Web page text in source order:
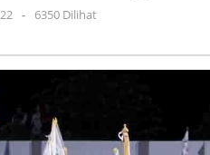
2022
oleh
-
6350 Dilihat